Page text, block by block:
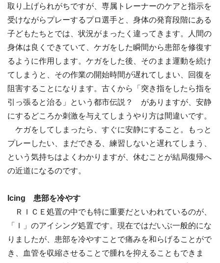
取り上げられがちですが、専属トレーナーのケアと指示を
受けながらプレーするプロ選手と、身体の発育段階にある
子どもたちとでは、状況がまったく違ってきます。人間の
身体は良くできていて、ケガをした瞬間から患部を修復す
るように作用します。ケガをした後、そのまま運動を続け
てしまうと、その作業の開始時間が遅れてしまい、回復を
阻害することになります。古くから「突き指をしたら指を
引っ張ると治る」という都市伝説？ がありますが、安静
にするどころか刺激を与えてしまうやり方は間違いです。
ケガをしてしまったら、すぐに安静にすること。もっと
プレーしたい、まだできる、練習しないと遅れてしまう、
という気持ちはよくわかりますが、休むことが結局復帰へ
の近道になるのです。
Icing 患部を冷やす
ＲＩＣＥ処置の中でも特に重要だといわれているのが、
「Ｉ」のアイシング処置です。現在ではだいぶ一般的にな
りましたが、患部を冷やすことで痛みを和らげることがで
き、血管を収縮させることで腫れを抑えることもできま